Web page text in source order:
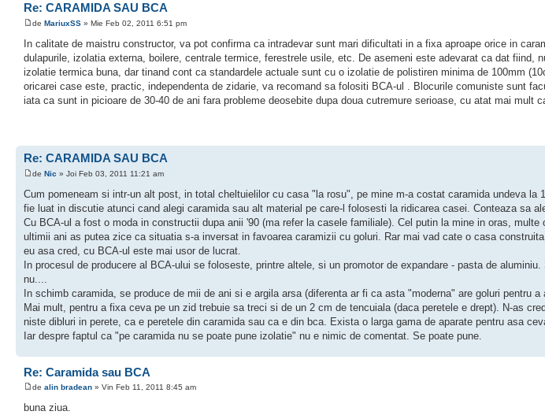
Re: CARAMIDA SAU BCA
de MariuxSS » Mie Feb 02, 2011 6:51 pm
In calitate de maistru constructor, va pot confirma ca intradevar sunt mari dificultati in a fixa aproape orice in
dulapurile, izolatia externa, boilere, centrale termice, ferestrele usile, etc. De asemeni este adevarat ca dat fiind,
izolatie termica buna, dar tinand cont ca standardele actuale sunt cu o izolatie de polistiren minima de 100mm
oricarei case este, practic, independenta de zidarie, va recomand sa folositi BCA-ul . Blocurile comuniste sunt
iata ca sunt in picioare de 30-40 de ani fara probleme deosebite dupa doua cutremure serioase, cu atat mai mult
Re: CARAMIDA SAU BCA
de Nic » Joi Feb 03, 2011 11:21 am
Cum pomeneam si intr-un alt post, in total cheltuielilor cu casa "la rosu", pe mine m-a costat caramida undeva la
fie luat in discutie atunci cand alegi caramida sau alt material pe care-l folosesti la ridicarea casei. Conteaza sa
Cu BCA-ul a fost o moda in constructii dupa anii '90 (ma refer la casele familiale). Cel putin la mine in oras,
ultimii ani as putea zice ca situatia s-a inversat in favoarea caramizii cu goluri. Rar mai vad cate o casa
eu asa cred, cu BCA-ul este mai usor de lucrat.
In procesul de producere al BCA-ului se foloseste, printre altele, si un promotor de expandare - pasta de
nu....
In schimb caramida, se produce de mii de ani si e argila arsa (diferenta ar fi ca asta "moderna" are goluri pentru a
Mai mult, pentru a fixa ceva pe un zid trebuie sa treci si de un 2 cm de tencuiala (daca peretele e drept). N-as
niste dibluri in perete, ca e peretele din caramida sau ca e din bca. Exista o larga gama de aparate pentru asa
Iar despre faptul ca "pe caramida nu se poate pune izolatie" nu e nimic de comentat. Se poate pune.
Re: Caramida sau BCA
de alin bradean » Vin Feb 11, 2011 8:45 am
buna ziua.